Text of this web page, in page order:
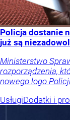
Policja dostanie
już są
Ministerstwo
rozporządzenia,
nowego logo
UsługiDodatki i